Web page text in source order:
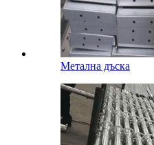
Метална дъска